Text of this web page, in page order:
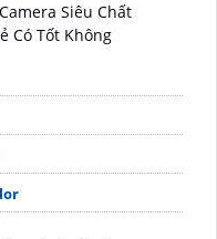
Siêu Chất
Có Tốt Không